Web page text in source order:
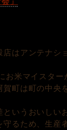
店はアンテナ
お米マイスタ
町は町の中
いうおいし
るため、生